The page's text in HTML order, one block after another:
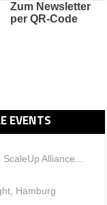
Zum Newsletter
per QR-Code
EVENTS
Alliance...
Hamburg